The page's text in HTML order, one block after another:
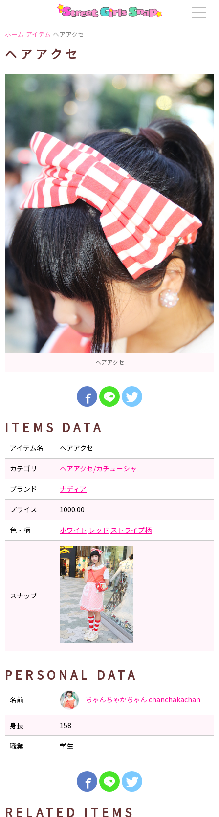
ホーム アイテム ヘアアクセ
ヘアアクセ
ヘアアクセ
ITEMS DATA
アイテム名 ヘアアクセ
カテゴリ ヘアアクセ/カチューシャ
ブランド ナディア
プライス 1000.00
色・柄 ホワイト レッド ストライプ柄
スナップ
PERSONAL DATA
名前 ちゃんちゃかちゃん chanchakachan
身長 158
職業 学生
RELATED ITEMS